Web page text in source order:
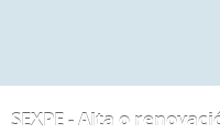
SEXPE - Alta o